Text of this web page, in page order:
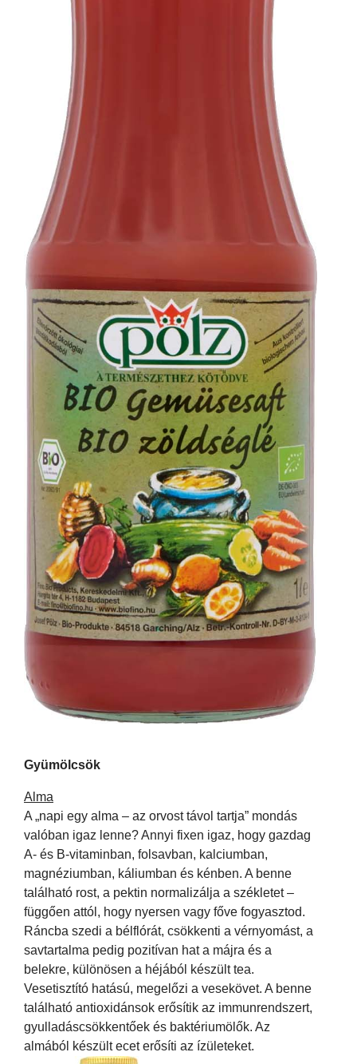
Gyümölcsök
Alma
A „napi egy alma – az orvost távol tartja” mondás
valóban igaz lenne? Annyi fixen igaz, hogy gazdag
A- és B-vitaminban, folsavban, kalciumban,
magnéziumban, káliumban és kénben. A benne
található rost, a pektin normalizálja a székletet –
függően attól, hogy nyersen vagy főve fogyasztod.
Ráncba szedi a bélflórát, csökkenti a vérnyomást, a
savtartalma pedig pozitívan hat a májra és a
belekre, különösen a héjából készült tea.
Vesetisztító hatású, megelőzi a vesekövet. A benne
található antioxidánsok erősítik az immunrendszert,
gyulladáscsökkentőek és baktériumölők. Az
almából készült ecet erősíti az ízületeket.